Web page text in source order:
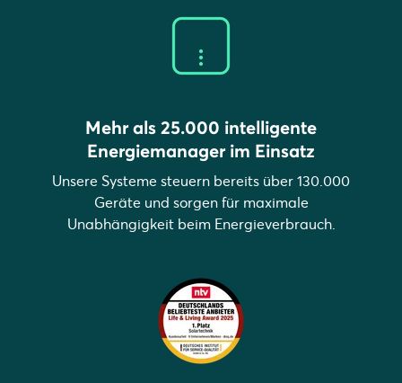
Mehr als 25.000 intelligente
Energiemanager im Einsatz
Unsere Systeme steuern bereits über 130.000
Geräte und sorgen für maximale
Unabhängigkeit beim Energieverbrauch.